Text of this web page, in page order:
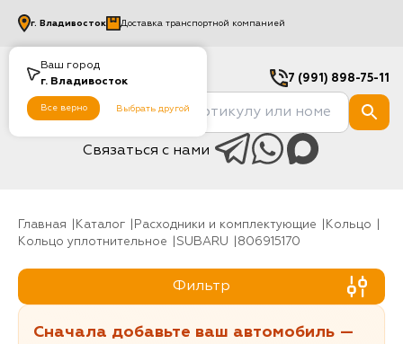
Ваш город
г. Владивосток
Все верно Выбрать другой
г. Владивосток Доставка транспортной компанией
7 (991) 898-75-11
Связаться с нами
Главная Каталог Расходники и комплектующие
Кольцо
Кольцо уплотнительное
SUBARU 806915170
Фильтр
Сначала добавьте ваш автомобиль —